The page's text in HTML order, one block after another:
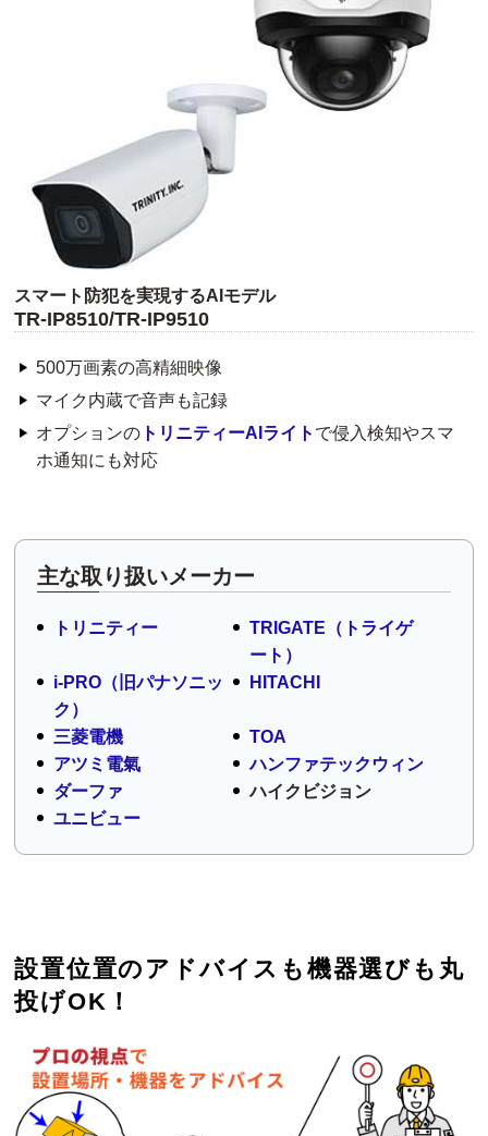
スマート防犯を実現するAIモデル
TR-IP8510/TR-IP9510
500万画素の高精細映像
マイク内蔵で音声も記録
オプションの トリニティーAIライト で侵入検知やスマ
ホ通知にも対応
主な取り扱いメーカー
トリニティー
TRIGATE（トライゲ
ート）
i-PRO（旧パナソニッ
ク）
HITACHI
三菱電機
TOA
アツミ電氣
ハンファテックウィン
ダーファ
ハイクビジョン
ユニビュー
設置位置のアドバイスも機器選びも丸
投げOK！